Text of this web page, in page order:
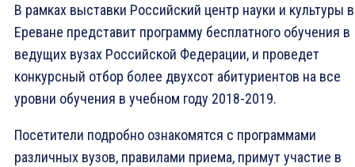
В рамках выставки Российский центр науки и культуры в
Ереване представит программу бесплатного обучения в
ведущих вузах Российской Федерации, и проведет
конкурсный отбор более двухсот абитуриентов на все
уровни обучения в учебном году 2018-2019.
Посетители подробно ознакомятся с программами
различных вузов, правилами приема, примут участие в